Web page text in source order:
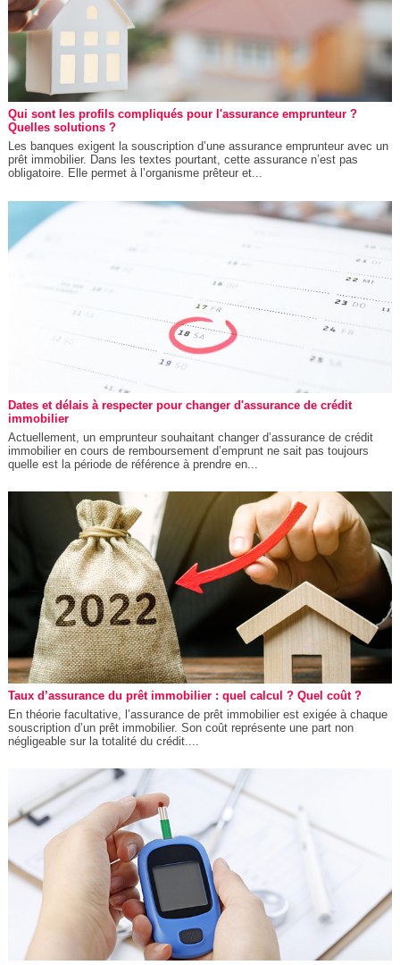
Qui sont les profils compliqués pour l'assurance emprunteur ?
Quelles solutions ?
Les banques exigent la souscription d’une assurance emprunteur avec un
prêt immobilier. Dans les textes pourtant, cette assurance n’est pas
obligatoire. Elle permet à l’organisme prêteur et...
Dates et délais à respecter pour changer d'assurance de crédit
immobilier
Actuellement, un emprunteur souhaitant changer d’assurance de crédit
immobilier en cours de remboursement d’emprunt ne sait pas toujours
quelle est la période de référence à prendre en...
Taux d’assurance du prêt immobilier : quel calcul ? Quel coût ?
En théorie facultative, l’assurance de prêt immobilier est exigée à chaque
souscription d’un prêt immobilier. Son coût représente une part non
négligeable sur la totalité du crédit....